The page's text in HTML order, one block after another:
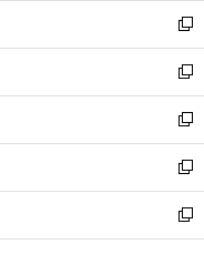
く
で
開
く
ド
ウ
で
開
く
ィ
ン
ド
ウ
で
開
く
し
い
ウ
ィ
ン
ド
ウ
で
開
く
新
し
い
ウ
ィ
ン
ド
ウ
で
開
新
し
い
ウ
ィ
ン
ド
ウ
新
し
い
ウ
ィ
ン
新
し
い
ウ
新
し